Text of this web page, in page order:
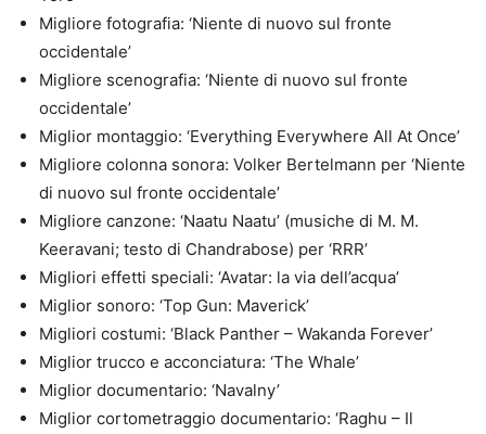
Migliore fotografia: ‘Niente di nuovo sul fronte
occidentale’
Migliore scenografia: ‘Niente di nuovo sul fronte
occidentale’
Miglior montaggio: ‘Everything Everywhere All At Once’
Migliore colonna sonora: Volker Bertelmann per ‘Niente
di nuovo sul fronte occidentale’
Migliore canzone: ‘Naatu Naatu’ (musiche di M. M.
Keeravani; testo di Chandrabose) per ‘RRR’
Migliori effetti speciali: ‘Avatar: la via dell’acqua’
Miglior sonoro: ‘Top Gun: Maverick’
Migliori costumi: ‘Black Panther – Wakanda Forever’
Miglior trucco e acconciatura: ‘The Whale’
Miglior documentario: ‘Navalny’
Miglior cortometraggio documentario: ‘Raghu – Il